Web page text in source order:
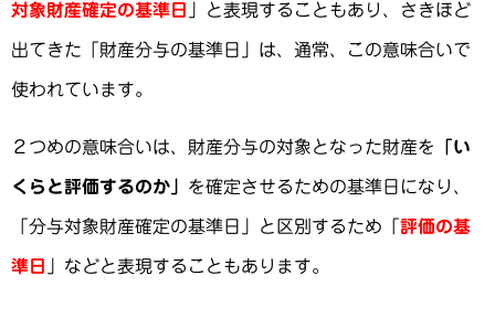
対象財産確定の基準日 」と表現することもあり、さきほど
出てきた「財産分与の基準日」は、通常、この意味合いで
使われています。
２つめの意味合いは、財産分与の対象となった財産を 「い
くらと評価するのか」 を確定させるための基準日になり、
「分与対象財産確定の基準日」と区別するため「 評価の基
準日 」などと表現することもあります。